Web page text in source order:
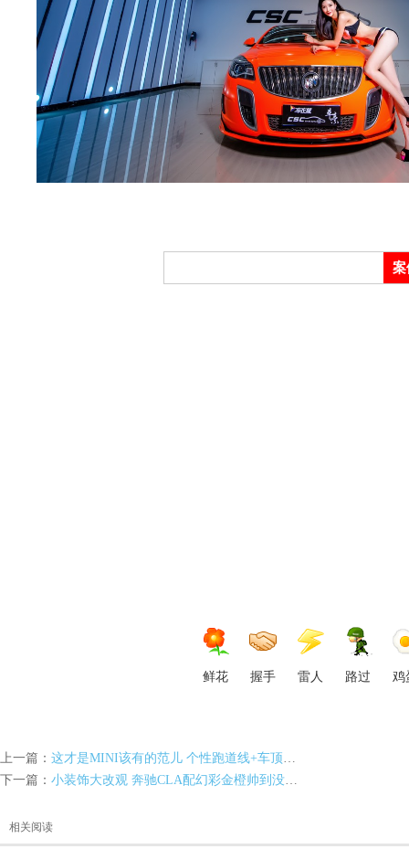
案
鲜花 握手 雷人 路过 鸡
上一篇： 这才是MINI该有的范儿 个性跑道线+车顶行李箱
下一篇： 小装饰大改观 奔驰CLA配幻彩金橙帅到没朋友
相关阅读